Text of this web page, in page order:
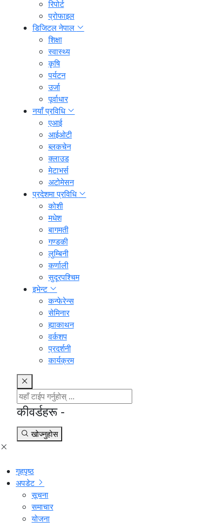
रिपोर्ट
प्रोफाइल
डिजिटल नेपाल
शिक्षा
स्वास्थ्य
कृषि
पर्यटन
उर्जा
पूर्वाधार
नयाँ प्रविधि
एआई
आईओटी
ब्लकचेन
क्लाउड
मेटाभर्स
अटोमेसन
प्रदेशमा प्रविधि
कोशी
मधेश
बागमती
गण्डकी
लुम्बिनी
कर्णाली
सुदूरपश्चिम
इभेन्ट
कन्फेरेन्स
सेमिनार
ह्याकाथन
वर्कशप
प्रदर्शनी
कार्यक्रम
कीवर्डहरू -
खोज्नुहोस
गृहपृष्ठ
अपडेट
सूचना
समाचार
योजना